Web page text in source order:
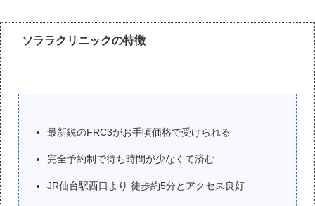
ソララクリニックの特徴
最新鋭のFRC3がお手頃価格で受けられる
完全予約制で待ち時間が少なくて済む
JR仙台駅西口より 徒歩約5分とアクセス良好